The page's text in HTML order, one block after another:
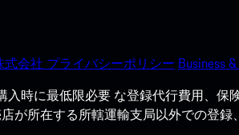
会社 プライバシーポリシー Business
時に最低限必要 な登録代行費用、
が所在する所轄運輸支局以外での登